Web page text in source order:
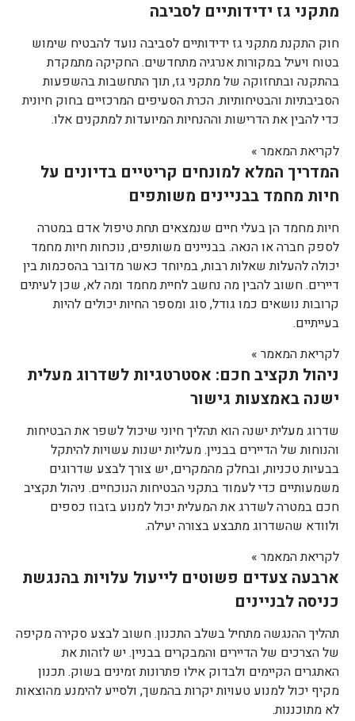
מתקני גז ידידותיים לסביבה
חוק התקנת מתקני גז ידידותיים לסביבה נועד להבטיח שימוש
בטוח ויעיל במקורות אנרגיה מתחדשים. החקיקה מתמקדת
בהתקנה ובתחזוקה של מתקני גז, תוך התחשבות בהשפעות
הסביבתיות והבטיחותיות. הכרת הסעיפים המרכזיים בחוק חיונית
כדי להבין את הדרישות וההנחיות המיועדות למתקנים אלו.
לקריאת המאמר »
המדריך המלא למונחים קריטיים בדיונים על
חיות מחמד בבניינים משותפים
חיות מחמד הן בעלי חיים שנמצאים תחת טיפול אדם במטרה
לספק חברה או הנאה. בבניינים משותפים, נוכחות חיות מחמד
יכולה להעלות שאלות רבות, במיוחד כאשר מדובר בהסכמות בין
דיירים. חשוב להבין מה נחשב לחיית מחמד ומה לא, שכן לעיתים
קרובות נושאים כמו גודל, סוג ומספר החיות יכולים להיות
בעייתיים.
לקריאת המאמר »
ניהול תקציב חכם: אסטרטגיות לשדרוג מעלית
ישנה באמצעות גישור
שדרוג מעלית ישנה הוא תהליך חיוני שיכול לשפר את הבטיחות
והנוחות של הדיירים בבניין. מעליות ישנות עשויות להיתקל
בבעיות טכניות, ובחלק מהמקרים, יש צורך לבצע שדרוגים
משמעותיים כדי לעמוד בתקני הבטיחות הנוכחיים. ניהול תקציב
חכם במטרה לשדרג את המעלית יכול למנוע בזבוז כספים
ולוודא שהשדרוג מתבצע בצורה יעילה.
לקריאת המאמר »
ארבעה צעדים פשוטים לייעול עלויות בהנגשת
כניסה לבניינים
תהליך ההנגשה מתחיל בשלב התכנון. חשוב לבצע סקירה מקיפה
של הצרכים של הדיירים והמבקרים בבניין. יש לזהות את
האתגרים הקיימים ולבדוק אילו פתרונות זמינים בשוק. תכנון
מקיף יכול למנוע טעויות יקרות בהמשך, ולסייע להימנע מהוצאות
לא מתוכננות.